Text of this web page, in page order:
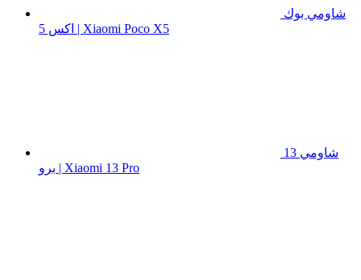
شاومي بوك
اكس 5 | Xiaomi Poco X5
شاومي 13
برو | Xiaomi 13 Pro